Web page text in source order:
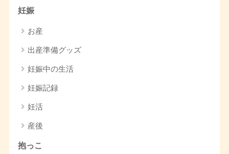
妊娠
お産
出産準備グッズ
妊娠中の生活
妊娠記録
妊活
産後
抱っこ